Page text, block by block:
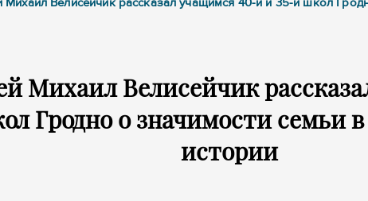
Михаил Велисейчик
Гродно о значимости семьи
истории